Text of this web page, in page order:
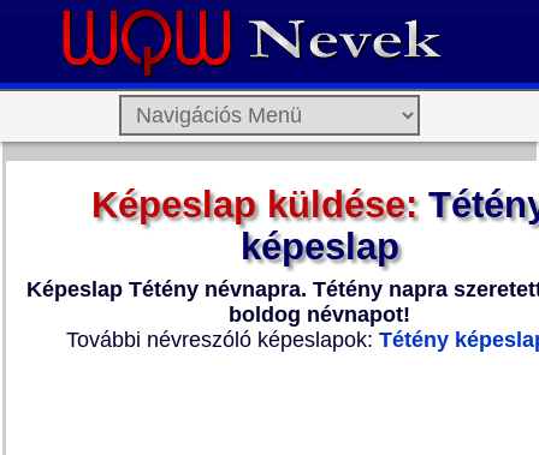
Képeslap küldése:
képeslap
Képeslap Tétény névnapra. Tétény napra
boldog névnapot!
További névreszóló képeslapok:Tétény